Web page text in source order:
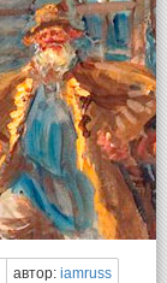
автор: iamruss